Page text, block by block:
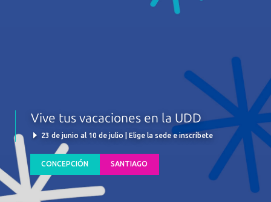
Vive tus vacaciones en la UDD
23 de junio al 10 de julio | Elige la sede e inscríbete
CONCEPCIÓN SANTIAGO